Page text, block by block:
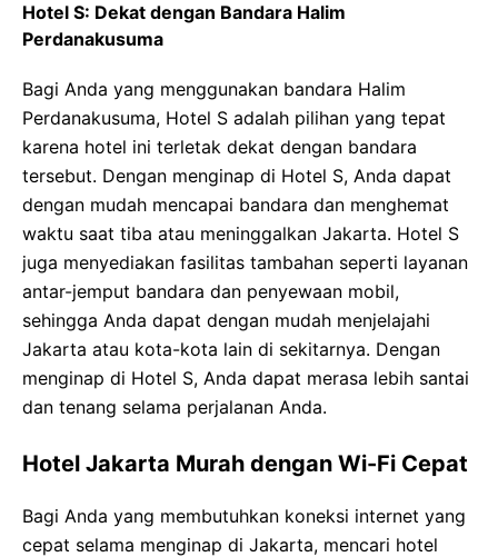
Hotel S: Dekat dengan Bandara Halim
Perdanakusuma
Bagi Anda yang menggunakan bandara Halim
Perdanakusuma, Hotel S adalah pilihan yang tepat
karena hotel ini terletak dekat dengan bandara
tersebut. Dengan menginap di Hotel S, Anda dapat
dengan mudah mencapai bandara dan menghemat
waktu saat tiba atau meninggalkan Jakarta. Hotel S
juga menyediakan fasilitas tambahan seperti layanan
antar-jemput bandara dan penyewaan mobil,
sehingga Anda dapat dengan mudah menjelajahi
Jakarta atau kota-kota lain di sekitarnya. Dengan
menginap di Hotel S, Anda dapat merasa lebih santai
dan tenang selama perjalanan Anda.
Hotel Jakarta Murah dengan Wi-Fi Cepat
Bagi Anda yang membutuhkan koneksi internet yang
cepat selama menginap di Jakarta, mencari hotel